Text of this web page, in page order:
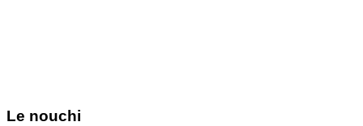
Le nouchi